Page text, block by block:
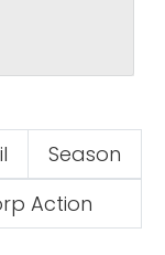
Season
Action